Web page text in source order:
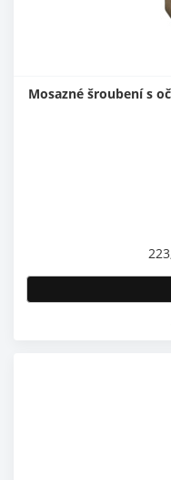
Mosazné šroubení s